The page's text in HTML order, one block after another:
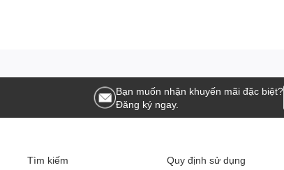
Bạn muốn nhận khuyến mãi đặc biệt?
Đăng ký ngay.
Tìm kiếm Quy định sử dụng